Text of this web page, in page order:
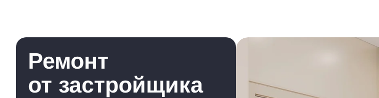
Ремонт
от застройщика